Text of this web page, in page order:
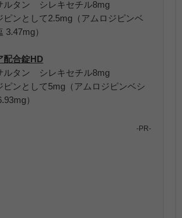
ルタン シレキセチル8mg
ピンとして2.5mg（アムロジピンベ
3.47mg）
配合錠HD
ルタン シレキセチル8mg
ピンとして5mg（アムロジピンベシ
）
-PR-